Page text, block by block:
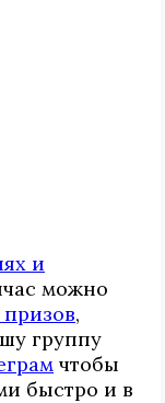
и
можно
,
группу
чтобы
быстро и в